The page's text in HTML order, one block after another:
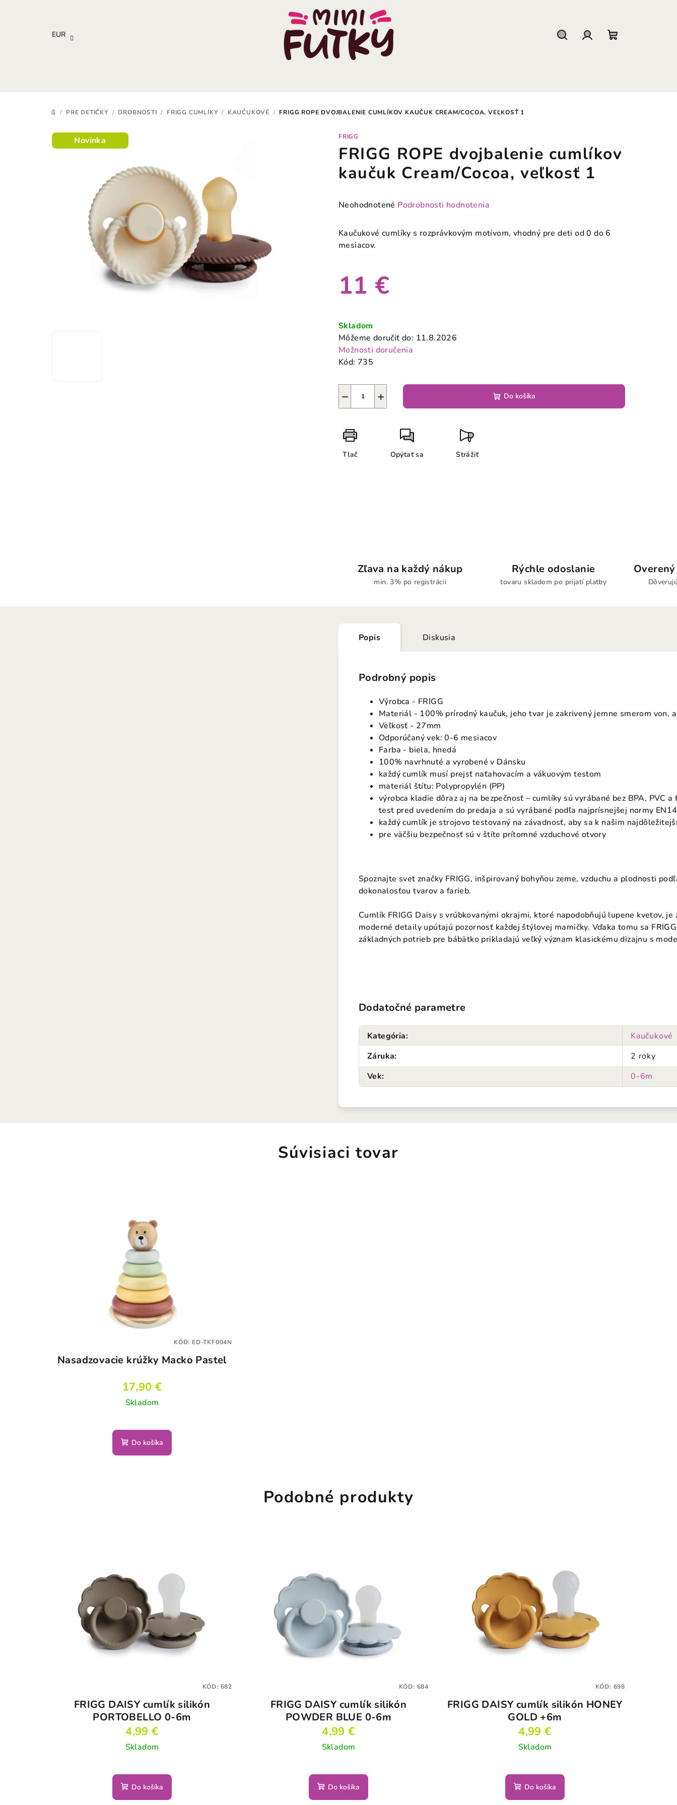
EUR
DOMOV
/ PRE DETIČKY / DROBNOSTI / FRIGG CUMLÍKY / KAUČUKOVÉ / FRIGG ROPE DVOJBALENIE CUMLÍKOV KAUČUK CREAM/COCOA, VEĽKOSŤ 1
FRIGG
FRIGG ROPE dvojbalenie cumlíkov
kaučuk Cream/Cocoa, veľkosť 1
Priemerné
produktu
5
hviezdičiek.
Neohodnotené Podrobnosti hodnotenia
Kaučukové cumlíky s rozprávkovým motívom, vhodný pre deti od 0 do 6
mesiacov.
11 €
cena:
Skladom
Môžeme doručiť do: 11.8.2026
Možnosti doručenia
Kód: 735
+
− Do košíka
Tlač Opýtať sa Strážiť
Novinka
Zľava na každý nákup
min. 3% po registrácii
Rýchle odoslanie
tovaru skladom po prijatí platby
Popis Diskusia
Podrobný popis
Výrobca - FRIGG
Materiál - 100% prírodný kaučuk, jeho tvar je zakrivený jemne smerom von,
Veľkosť - 27mm
Odporúčaný vek: 0-6 mesiacov
Farba - biela, hnedá
100% navrhnuté a vyrobené v Dánsku
každý cumlík musí prejsť naťahovacím a vákuovým testom
materiál štítu: Polypropylén (PP)
výrobca kladie dôraz aj na bezpečnosť – cumlíky sú vyrábané bez BPA, PVC
test pred uvedením do predaja a sú vyrábané podľa najprísnejšej normy
každý cumlík je strojovo testovaný na závadnosť, aby sa k našim
pre väčšiu bezpečnosť sú v štíte prítomné vzduchové otvory
Spoznajte svet značky FRIGG, inšpirovaný bohyňou zeme, vzduchu a plodnosti
dokonalosťou tvarov a farieb.
Cumlík FRIGG Daisy s vrúbkovanými okrajmi, ktoré napodobňujú lupene kvetov,
moderné detaily upútajú pozornosť každej štýlovej mamičky. Vďaka tomu sa
základných potrieb pre bábätko prikladajú veľký význam klasickému dizajnu s
Dodatočné parametre
Kategória:
Kaučukové
Záruka:
2 roky
Vek: 0-6m
Súvisiaci tovar
Nasadzovacie krúžky Macko Pastel
17,90 €
Skladom
Do košíka
KÓD: ED-TKF004N
Podobné produkty
FRIGG DAISY cumlík silikón
PORTOBELLO 0-6m
4,99 €
Skladom
Do košíka
KÓD: 682
FRIGG DAISY cumlík silikón
POWDER BLUE 0-6m
4,99 €
Skladom
Do košíka
KÓD: 684
FRIGG DAISY cumlík silikón HONEY
GOLD +6m
4,99 €
Skladom
Do košíka
KÓD: 698